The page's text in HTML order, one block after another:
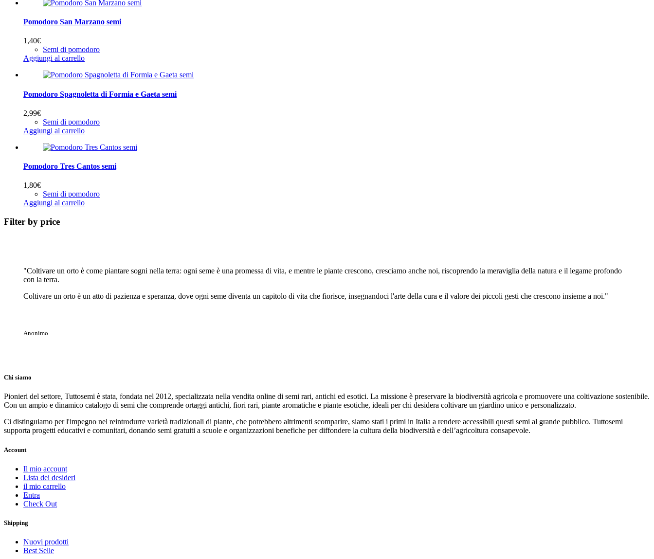
Pomodoro San Marzano semi
1,40€
Semi di pomodoro
Aggiungi al carrello
Pomodoro Spagnoletta di Formia e Gaeta semi
2,99€
Semi di pomodoro
Aggiungi al carrello
Pomodoro Tres Cantos semi
1,80€
Semi di pomodoro
Aggiungi al carrello
Filter by price
"Coltivare un orto è come piantare sogni nella terra: ogni seme è una promessa di vita, e mentre le piante crescono, cresciamo anche noi, riscoprendo la meraviglia della natura e il legame profondo
con la terra.
Coltivare un orto è un atto di pazienza e speranza, dove ogni seme diventa un capitolo di vita che fiorisce, insegnandoci l'arte della cura e il valore dei piccoli gesti che crescono insieme a noi."
Anonimo
Chi siamo
Pionieri del settore, Tuttosemi è stata, fondata nel 2012, specializzata nella vendita online di semi rari, antichi ed esotici. La missione è preservare la biodiversità agricola e promuovere una coltivazione sostenibile.
Con un ampio e dinamico catalogo di semi che comprende ortaggi antichi, fiori rari, piante aromatiche e piante esotiche, ideali per chi desidera coltivare un giardino unico e personalizzato.
Ci distinguiamo per l'impegno nel reintrodurre varietà tradizionali di piante, che potrebbero altrimenti scomparire, siamo stati i primi in Italia a rendere accessibili questi semi al grande pubblico. Tuttosemi
supporta progetti educativi e comunitari, donando semi gratuiti a scuole e organizzazioni benefiche per diffondere la cultura della biodiversità e dell’agricoltura consapevole.
Account
Il mio account
Lista dei desideri
il mio carrello
Entra
Check Out
Shipping
Nuovi prodotti
Best Selle